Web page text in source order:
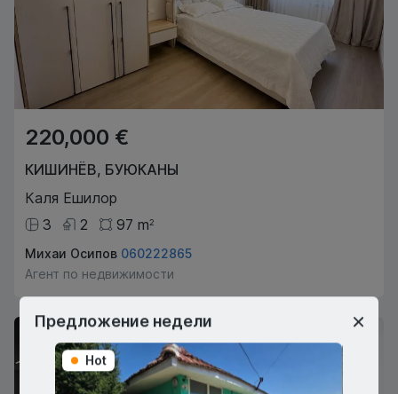
220,000 €
КИШИНЁВ, БУЮКАНЫ
Каля Ешилор
3
2 97 m2
Михаи Осипов 060222865
Агент по недвижимости
Предложение недели
Hot